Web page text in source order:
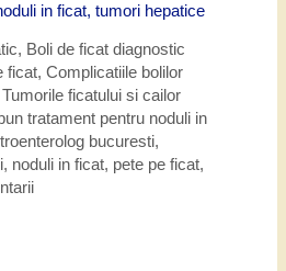
in ficat, tumori hepatice
, Boli de ficat diagnostic
ficat, Complicatiile bolilor
Tumorile ficatului si cailor
tratament pentru noduli in
bucuresti,
, noduli in ficat, pete pe ficat,